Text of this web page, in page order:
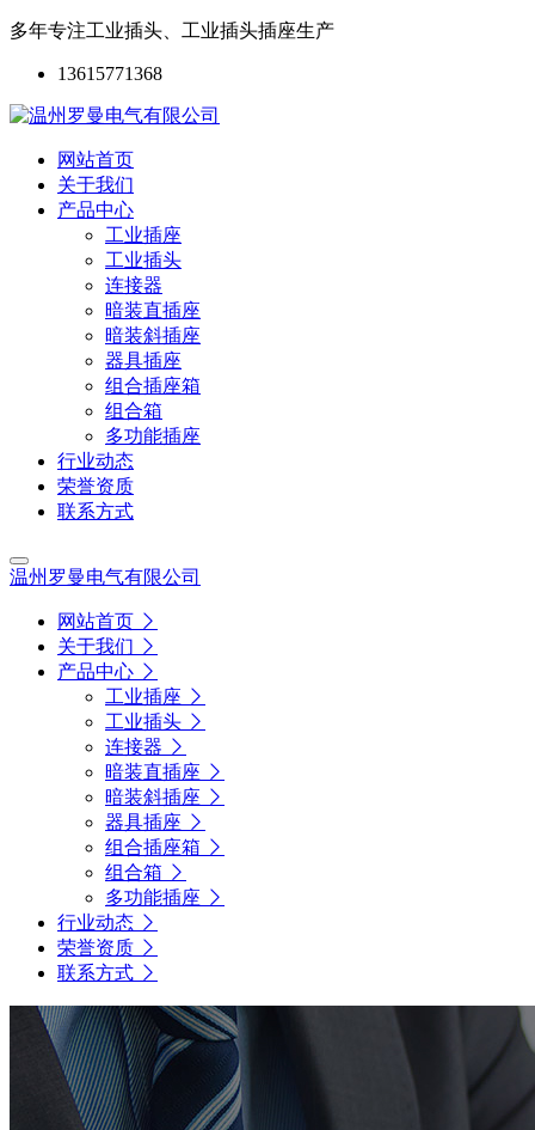
多年专注工业插头、工业插头插座生产
13615771368
网站首页
关于我们
产品中心
工业插座
工业插头
连接器
暗装直插座
暗装斜插座
器具插座
组合插座箱
组合箱
多功能插座
行业动态
荣誉资质
联系方式
温州罗曼电气有限公司
网站首页
关于我们
产品中心
工业插座
工业插头
连接器
暗装直插座
暗装斜插座
器具插座
组合插座箱
组合箱
多功能插座
行业动态
荣誉资质
联系方式